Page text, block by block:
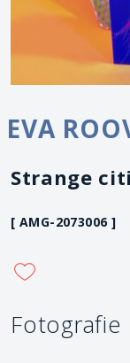
EVA
Strange
[ AMG-2073006 ]
Fotografie